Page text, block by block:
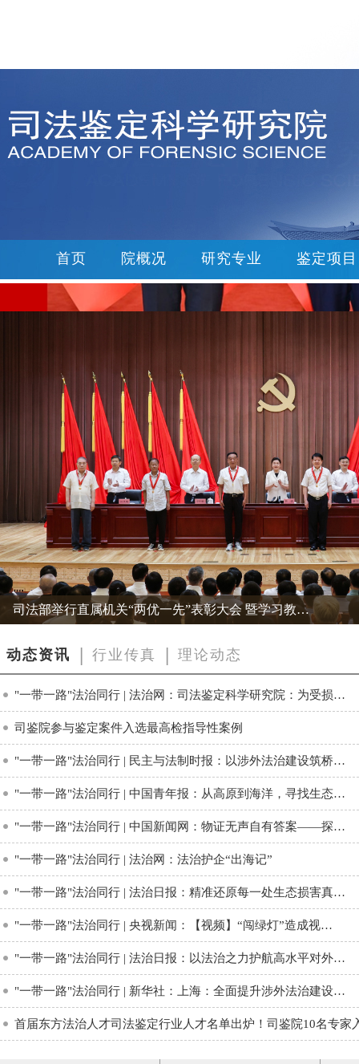
首页 院概况 研究专业 鉴定项目
司法部举行直属机关“两优一先”表彰大会 暨学习教…
动态资讯 | 行业传真 | 理论动态
"一带一路"法治同行 | 法治网：司法鉴定科学研究院：为受损…
司鉴院参与鉴定案件入选最高检指导性案例
"一带一路"法治同行 | 民主与法制时报：以涉外法治建设筑桥…
"一带一路"法治同行 | 中国青年报：从高原到海洋，寻找生态…
"一带一路"法治同行 | 中国新闻网：物证无声自有答案——探…
"一带一路"法治同行 | 法治网：法治护企“出海记”
"一带一路"法治同行 | 法治日报：精准还原每一处生态损害真…
"一带一路"法治同行 | 央视新闻：【视频】“闯绿灯”造成视…
"一带一路"法治同行 | 法治日报：以法治之力护航高水平对外…
"一带一路"法治同行 | 新华社：上海：全面提升涉外法治建设…
首届东方法治人才司法鉴定行业人才名单出炉！司鉴院10名专